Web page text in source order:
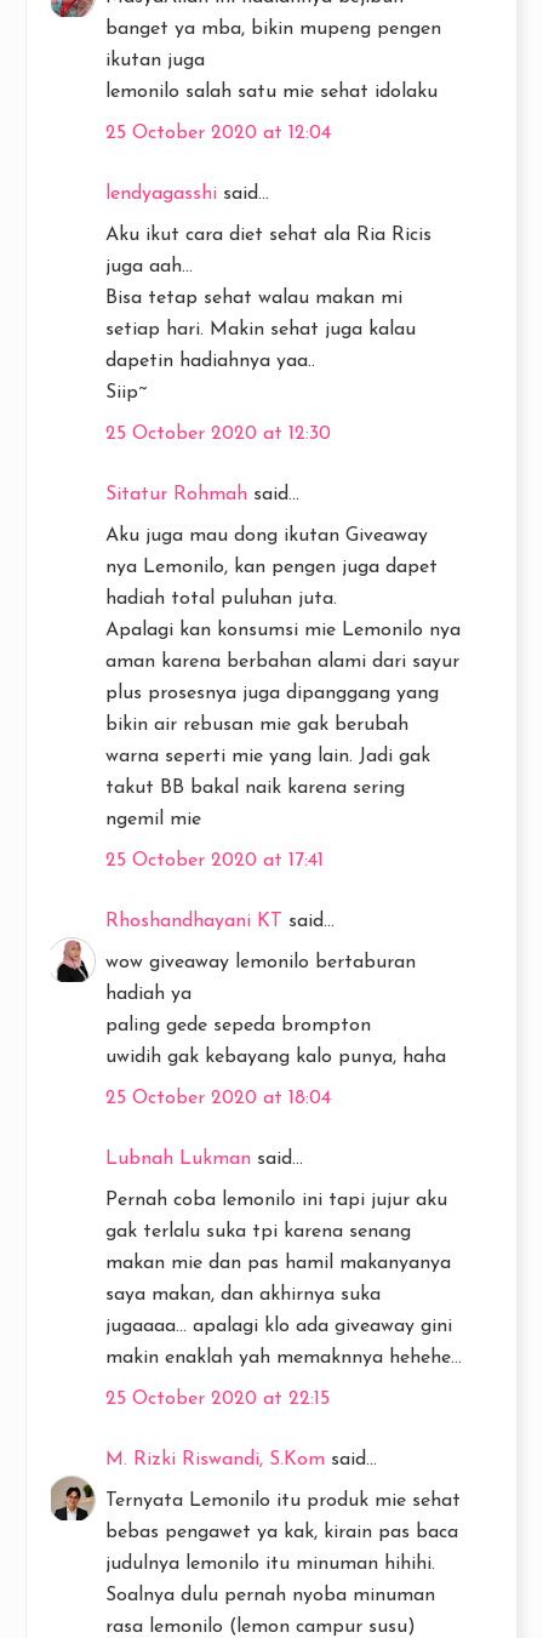
banget ya mba, bikin mupeng pengen
ikutan juga
lemonilo salah satu mie sehat idolaku
25 October 2020 at 12:04
lendyagasshi said...
Aku ikut cara diet sehat ala Ria Ricis
juga aah...
Bisa tetap sehat walau makan mi
setiap hari. Makin sehat juga kalau
dapetin hadiahnya yaa..
Siip~
25 October 2020 at 12:30
Sitatur Rohmah said...
Aku juga mau dong ikutan Giveaway
nya Lemonilo, kan pengen juga dapet
hadiah total puluhan juta.
Apalagi kan konsumsi mie Lemonilo nya
aman karena berbahan alami dari sayur
plus prosesnya juga dipanggang yang
bikin air rebusan mie gak berubah
warna seperti mie yang lain. Jadi gak
takut BB bakal naik karena sering
ngemil mie
25 October 2020 at 17:41
Rhoshandhayani KT said...
wow giveaway lemonilo bertaburan
hadiah ya
paling gede sepeda brompton
uwidih gak kebayang kalo punya, haha
25 October 2020 at 18:04
Lubnah Lukman said...
Pernah coba lemonilo ini tapi jujur aku
gak terlalu suka tpi karena senang
makan mie dan pas hamil makanyanya
saya makan, dan akhirnya suka
jugaaaa... apalagi klo ada giveaway gini
makin enaklah yah memaknnya hehehe...
25 October 2020 at 22:15
M. Rizki Riswandi, S.Kom said...
Ternyata Lemonilo itu produk mie sehat
bebas pengawet ya kak, kirain pas baca
judulnya lemonilo itu minuman hihihi.
Soalnya dulu pernah nyoba minuman
rasa lemonilo (lemon campur susu)